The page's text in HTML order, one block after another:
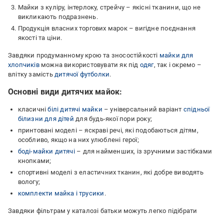
Майки з куліру, інтерлоку, стрейчу – якісні тканини, що не
викликають подразнень.
Продукція власних торгових марок – вигідне поєднання
якості та ціни.
Завдяки продуманному крою та зносостійкості майки для
хлопчиківможна використовувати як під одяг, так і окремо –
влітку замість дитячої футболки.
Основні види дитячих майок:
класичнібілі дитячі майки – універсальний варіант спідньої
білизни для дітей для будь-якої пори року;
принтовані моделі – яскраві речі, які подобаються дітям,
особливо, якщо на них улюблені герої;
боді-майки дитячі– для найменших, із зручними застібками
кнопками;
спортивні моделі з еластичних тканин, які добре виводять
вологу;
комплекти майка і трусики .
Завдяки фільтрам у каталозі батьки можуть легко підібрати